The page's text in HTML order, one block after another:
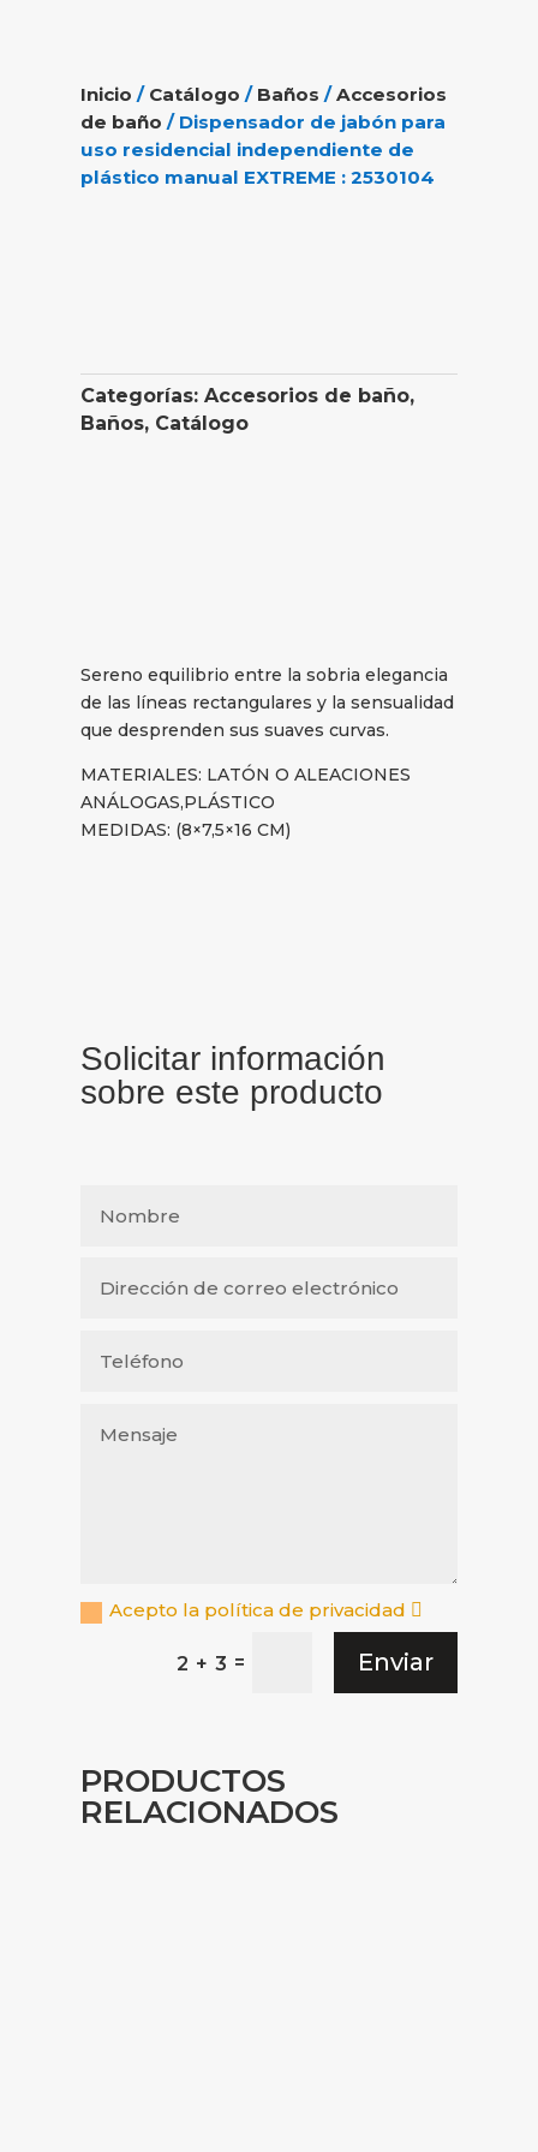
Inicio / Catálogo / Baños /Accesorios
de baño / Dispensador de jabón para
uso residencial independiente de
plástico manual EXTREME : 2530104
Categorías:Accesorios de baño,
Baños, Catálogo
Sereno equilibrio entre la sobria elegancia
de las líneas rectangulares y la sensualidad
que desprenden sus suaves curvas.
MATERIALES: LATÓN O ALEACIONES
ANÁLOGAS,PLÁSTICO
MEDIDAS: (8×7,5×16 CM)
Solicitar información
sobre este producto
Acepto la política de privacidad
2 + 3 = Enviar
PRODUCTOS
RELACIONADOS